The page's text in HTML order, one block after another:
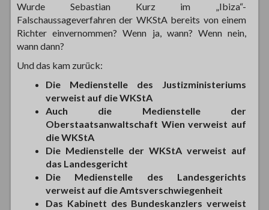
Wurde Sebastian Kurz im „Ibiza“-
Falschaussageverfahren der WKStA bereits von einem
Richter einvernommen? Wenn ja, wann? Wenn nein,
wann dann?
Und das kam zurück:
Die Medienstelle des Justizministeriums
verweist auf die WKStA
Auch die Medienstelle der
Oberstaatsanwaltschaft Wien verweist auf
die WKStA
Die Medienstelle der WKStA verweist auf
das Landesgericht
Die Medienstelle des Landesgerichts
verweist auf die Amtsverschwiegenheit
Das Kabinett des Bundeskanzlers verweist